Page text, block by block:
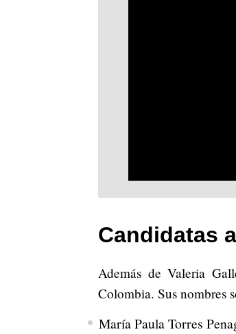
Candidatas
Además de Valeria
Colombia. Sus nombres
María Paula Torres